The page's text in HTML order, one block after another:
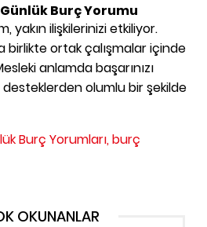
Burç Yorumu
yakın ilişkilerinizi etkiliyor.
birlikte ortak çalışmalar içinde
anlamda başarınızı
olumlu bir şekilde
Burç Yorumları, burç
OKUNANLAR